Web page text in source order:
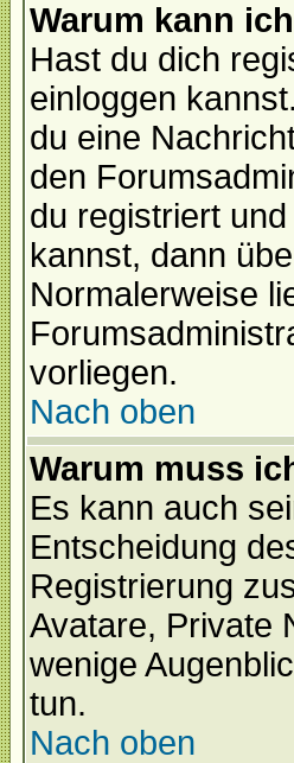
Warum kann
Hast du dich
einloggen
du eine
den
du registriert
kannst, dann
Normalerweise
vorliegen.
Nach oben
Warum muss
Es kann auch
Entscheidung
Registrierung
Avatare, Private
wenige
tun.
Nach oben